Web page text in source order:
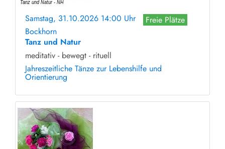
Samstag, 31.10.2026 14:00 Uhr
Freie Plätze
Bockhorn
Tanz und Natur
meditativ - bewegt - rituell
Jahreszeitliche Tänze zur Lebenshilfe und
Orientierung